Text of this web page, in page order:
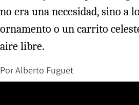
no era una necesidad, sino a
ornamento o un carrito
aire libre.
PorAlberto Fuguet